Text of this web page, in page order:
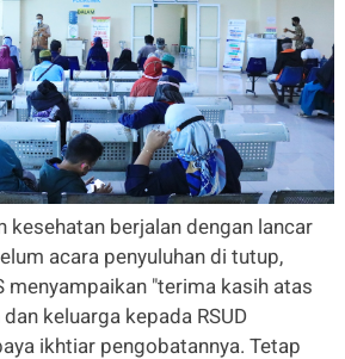
kesehatan berjalan dengan lancar
acara penyuluhan di tutup,
menyampaikan "terima kasih atas
keluarga kepada RSUD
ikhtiar pengobatannya. Tetap